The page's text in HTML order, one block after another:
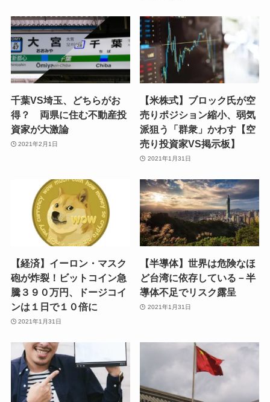
千葉VS埼玉、どちらがお
得？ 両県に住む不動産投
資家が大激論
2021年2月1日
【米株式】ブロック氏が空
売りポジション縮小、弱気
派狙う「群衆」かわす【空
売り投資家VS掲示板】
2021年1月31日
【経済】イーロン・マスク
砲が炸裂！ビットコイン急
騰３９０万円、ドージコイ
ンは１日で１０倍に
2021年1月31日
【半導体】世界は危険なほ
ど台湾に依存している－半
導体不足でリスク露呈
2021年1月31日